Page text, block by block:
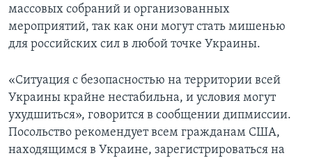
массовых собраний и организованных
мероприятий, так как они могут стать мишенью
для российских сил в любой точке Украины.
«Ситуация с безопасностью на территории всей
Украины крайне нестабильна, и условия могут
ухудшиться», говорится в сообщении дипмиссии.
Посольство рекомендует всем гражданам США,
находящимся в Украине, зарегистрироваться на